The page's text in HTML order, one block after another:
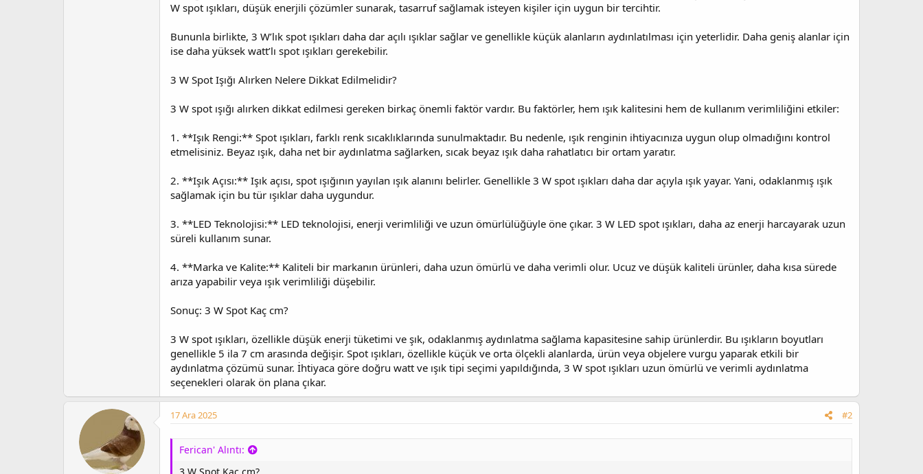
W spot ışıkları, düşük enerjili çözümler sunarak, tasarruf sağlamak isteyen kişiler için uygun bir tercihtir.
Bununla birlikte, 3 W’lık spot ışıkları daha dar açılı ışıklar sağlar ve genellikle küçük alanların aydınlatılması için yeterlidir. Daha geniş alanlar için
ise daha yüksek watt’lı spot ışıkları gerekebilir.
3 W Spot Işığı Alırken Nelere Dikkat Edilmelidir?
3 W spot ışığı alırken dikkat edilmesi gereken birkaç önemli faktör vardır. Bu faktörler, hem ışık kalitesini hem de kullanım verimliliğini etkiler:
1. **Işık Rengi:** Spot ışıkları, farklı renk sıcaklıklarında sunulmaktadır. Bu nedenle, ışık renginin ihtiyacınıza uygun olup olmadığını kontrol
etmelisiniz. Beyaz ışık, daha net bir aydınlatma sağlarken, sıcak beyaz ışık daha rahatlatıcı bir ortam yaratır.
2. **Işık Açısı:** Işık açısı, spot ışığının yayılan ışık alanını belirler. Genellikle 3 W spot ışıkları daha dar açıyla ışık yayar. Yani, odaklanmış ışık
sağlamak için bu tür ışıklar daha uygundur.
3. **LED Teknolojisi:** LED teknolojisi, enerji verimliliği ve uzun ömürlülüğüyle öne çıkar. 3 W LED spot ışıkları, daha az enerji harcayarak uzun
süreli kullanım sunar.
4. **Marka ve Kalite:** Kaliteli bir markanın ürünleri, daha uzun ömürlü ve daha verimli olur. Ucuz ve düşük kaliteli ürünler, daha kısa sürede
arıza yapabilir veya ışık verimliliği düşebilir.
Sonuç: 3 W Spot Kaç cm?
3 W spot ışıkları, özellikle düşük enerji tüketimi ve şık, odaklanmış aydınlatma sağlama kapasitesine sahip ürünlerdir. Bu ışıkların boyutları
genellikle 5 ila 7 cm arasında değişir. Spot ışıkları, özellikle küçük ve orta ölçekli alanlarda, ürün veya objelere vurgu yaparak etkili bir
aydınlatma çözümü sunar. İhtiyaca göre doğru watt ve ışık tipi seçimi yapıldığında, 3 W spot ışıkları uzun ömürlü ve verimli aydınlatma
seçenekleri olarak ön plana çıkar.
17 Ara 2025 #2
Ferican' Alıntı: